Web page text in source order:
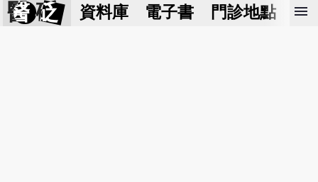
醫 砭 資料庫 電子書 門診地點 預
menu